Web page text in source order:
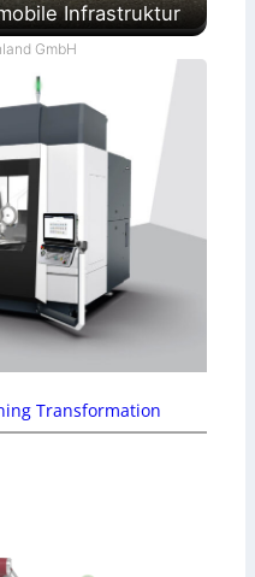
Infrastruktur
GmbH
Transformation